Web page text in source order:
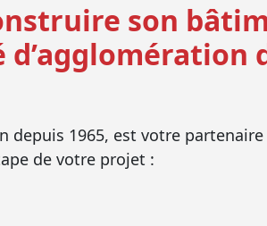
son
1965, est votre
de votre projet :